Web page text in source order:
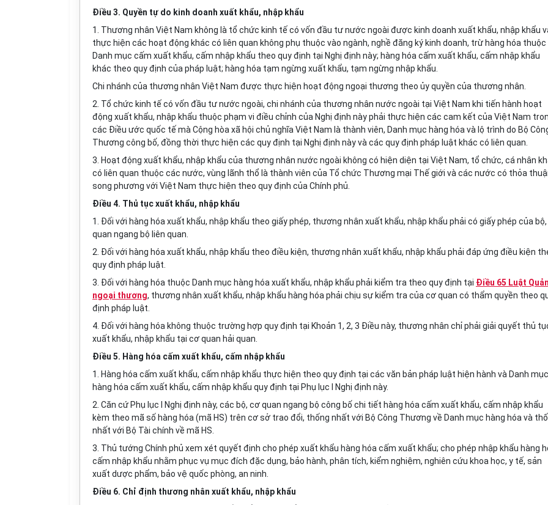
Điều 3. Quyền tự do kinh doanh xuất khẩu, nhập khẩu
1. Thương nhân Việt Nam không là tổ chức kinh tế có vốn đầu tư nước ngoài được kinh doanh xuất khẩu, nhập khẩu
thực hiện các hoạt động khác có liên quan không phụ thuộc vào ngành, nghề đăng ký kinh doanh, trừ hàng hóa thuộc
Danh mục cấm xuất khẩu, cấm nhập khẩu theo quy định tại Nghị định này; hàng hóa cấm xuất khẩu, cấm nhập khẩu
khác theo quy định của pháp luật; hàng hóa tạm ngừng xuất khẩu, tạm ngừng nhập khẩu.
Chi nhánh của thương nhân Việt Nam được thực hiện hoạt động ngoại thương theo ủy quyền của thương nhân.
2. Tổ chức kinh tế có vốn đầu tư nước ngoài, chi nhánh của thương nhân nước ngoài tại Việt Nam khi tiến hành hoạt
động xuất khẩu, nhập khẩu thuộc phạm vi điều chỉnh của Nghị định này phải thực hiện các cam kết của Việt Nam
các Điều ước quốc tế mà Cộng hòa xã hội chủ nghĩa Việt Nam à thành viên, Danh mục hàng hóa và lộ trình do Bộ
Thương công bố, đồng thời thực hiện các quy định tại Nghị định này và các quy định pháp luật khác có liên quan.
3. Hoạt động xuất khẩu, nhập khẩu của thương nhân nước ngoài không có hiện diện tại Việt Nam, tổ chức, cá nhân
có liên quan thuộc các nước, vùng lãnh thổ là thành viên của Tổ chức Thương mại Thế giới và các nước có thỏa
song phương với Việt Nam thực hiện theo quy định của Chính phủ.
Điều 4. Thủ tục xuất khẩu, nhập khẩu
1. Đối với hàng hóa xuất khẩu, nhập khẩu theo giấy phép, thương nhân xuất khẩu, nhập khẩu phải có giấy phép của
quan ngang bộ liên quan.
2. Đối với hàng hóa xuất khẩu, nhập khẩu theo điều kiện, thương nhân xuất khẩu, nhập khẩu phải đáp ứng điều kiện
quy định pháp luật.
3. Đối với hàng hóa thuộc Danh mục hàng hóa xuất khẩu, nhập khẩu phải kiểm tra theo quy định tại Điều 65 Luật
ngoại thương, thương nhân xuất khẩu, nhập khẩu hàng hóa phải chịu sự kiểm tra của cơ quan có thẩm quyền theo
định pháp luật.
4. Đối với hàng hóa không thuộc trường hợp quy định tại Khoản 1, 2, 3 Điều này, thương nhân chỉ phải giải quyết thủ
xuất khẩu, nhập khẩu tại cơ quan hải quan.
Điều 5. Hàng hóa cấm xuất khẩu, cấm nhập khẩu
1. Hàng hóa cấm xuất khẩu, cấm nhập khẩu thực hiện theo quy định tại các văn bản pháp luật hiện hành và Danh mục
hàng hóa cấm xuất khẩu, cấm nhập khẩu quy định tại Phụ lục I Nghị định này.
2. Căn cứ Phụ lục I Nghị định này, các bộ, cơ quan ngang bộ công bố chi tiết hàng hóa cấm xuất khẩu, cấm nhập khẩu
kèm theo mã số hàng hóa (mã HS) trên cơ sở trao đổi, thống nhất với Bộ Công Thương về Danh mục hàng hóa và
nhất với Bộ Tài chính về mã HS.
3. Thủ tướng Chính phủ xem xét quyết định cho phép xuất khẩu hàng hóa cấm xuất khẩu; cho phép nhập khẩu hàng
cấm nhập khẩu nhằm phục vụ mục đích đặc dụng, bảo hành, phân tích, kiểm nghiệm, nghiên cứu khoa học, y tế, sản
xuất dược phẩm, bảo vệ quốc phòng, an ninh.
Điều 6. Chỉ định thương nhân xuất khẩu, nhập khẩu